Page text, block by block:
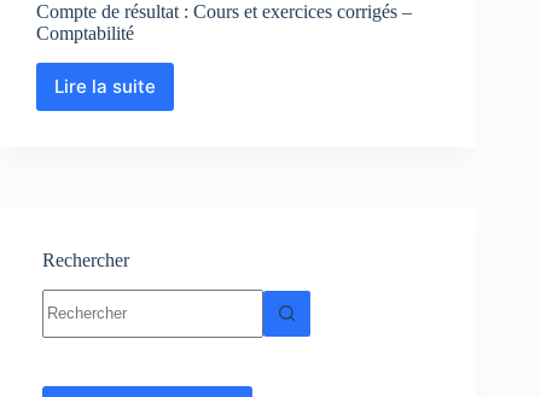
Compte de résultat : Cours et exercices corrigés –
Comptabilité
Lire la suite
Compte
corrigés
Comptabilité
Rechercher
résultat